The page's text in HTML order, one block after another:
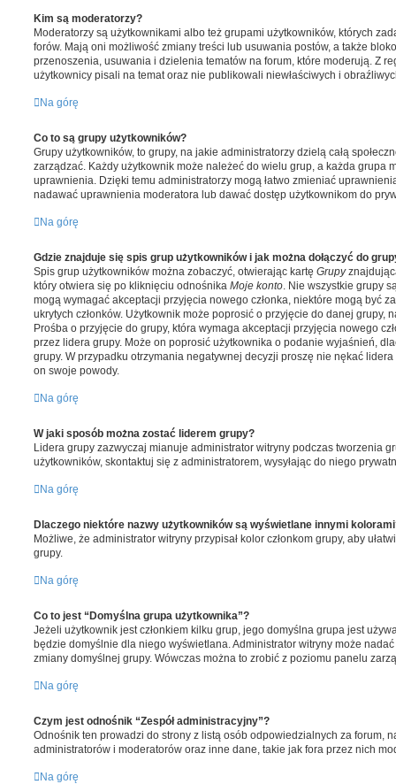
Kim są moderatorzy?
Moderatorzy są użytkownikami albo też grupami użytkowników, których
forów. Mają oni możliwość zmiany treści lub usuwania postów, a także
przenoszenia, usuwania i dzielenia tematów na forum, które moderują. Z
użytkownicy pisali na temat oraz nie publikowali niewłaściwych i
Na górę
Co to są grupy użytkowników?
Grupy użytkowników, to grupy, na jakie administratorzy dzielą całą
zarządzać. Każdy użytkownik może należeć do wielu grup, a każda grupa
uprawnienia. Dzięki temu administratorzy mogą łatwo zmieniać
nadawać uprawnienia moderatora lub dawać dostęp użytkownikom do
Na górę
Gdzie znajduje się spis grup użytkowników i jak można dołączyć do
Spis grup użytkowników można zobaczyć, otwierając kartę Grupy
który otwiera się po kliknięciu odnośnika Moje konto . Nie wszystkie grupy
mogą wymagać akceptacji przyjęcia nowego członka, niektóre mogą być
ukrytych członków. Użytkownik może poprosić o przyjęcie do danej grupy,
Prośba o przyjęcie do grupy, która wymaga akceptacji przyjęcia nowego
przez lidera grupy. Może on poprosić użytkownika o podanie wyjaśnień,
grupy. W przypadku otrzymania negatywnej decyzji proszę nie nękać
on swoje powody.
Na górę
W jaki sposób można zostać liderem grupy?
Lidera grupy zazwyczaj mianuje administrator witryny podczas tworzenia
użytkowników, skontaktuj się z administratorem, wysyłając do niego
Na górę
Dlaczego niektóre nazwy użytkowników są wyświetlane innymi
Możliwe, że administrator witryny przypisał kolor członkom grupy, aby
grupy.
Na górę
Co to jest “Domyślna grupa użytkownika”?
Jeżeli użytkownik jest członkiem kilku grup, jego domyślna grupa jest
będzie domyślnie dla niego wyświetlana. Administrator witryny może
zmiany domyślnej grupy. Wówczas można to zrobić z poziomu panelu
Na górę
Czym jest odnośnik “Zespół administracyjny”?
Odnośnik ten prowadzi do strony z listą osób odpowiedzialnych za forum,
administratorów i moderatorów oraz inne dane, takie jak fora przez nich
Na górę